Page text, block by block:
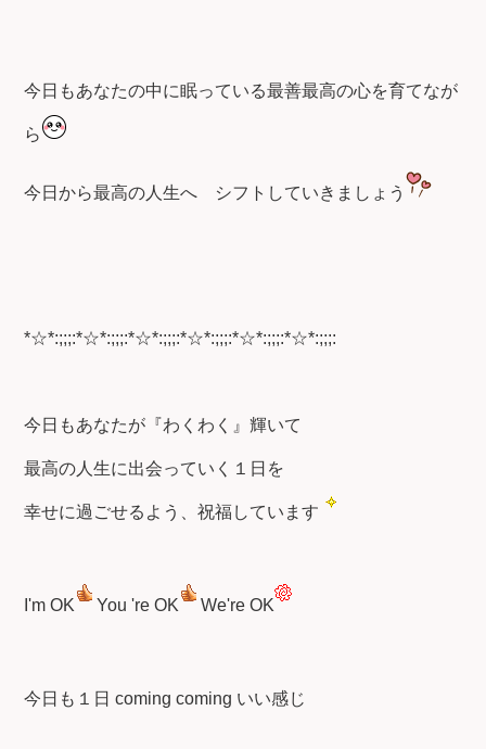
今日もあなたの中に眠っている最善最高の心を育てなが
ら
今日から最高の人生へ シフトしていきましょう
*☆*:;;;:*☆*:;;;:*☆*:;;;:*☆*:;;;:*☆*:;;;:*☆*:;;;:
今日もあなたが『わくわく』輝いて
最高の人生に出会っていく１日を
幸せに過ごせるよう、祝福しています
I'm OK You 're OK We're OK
今日も１日 coming coming いい感じ